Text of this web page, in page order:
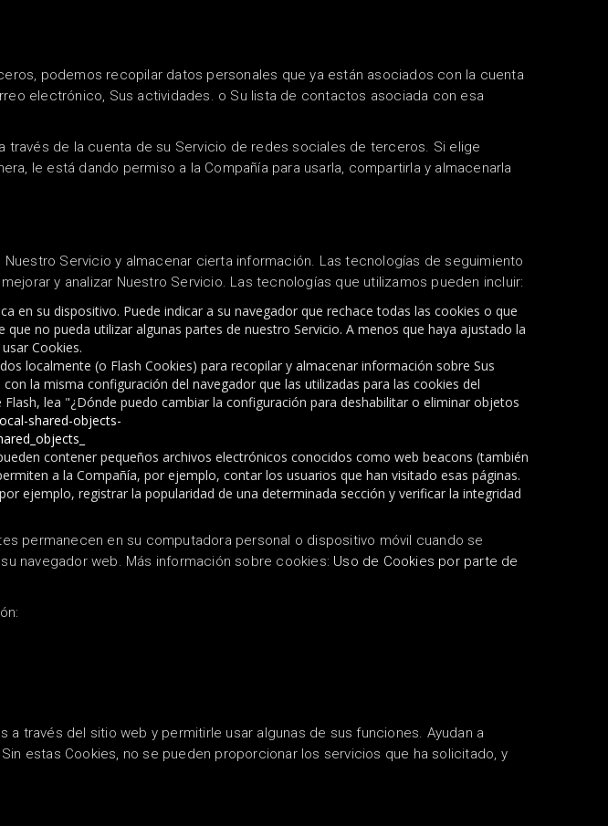
podemos recopilar datos personales que ya están asociados con la cuenta
electrónico, Sus actividades. o Su lista de contactos asociada con esa
través de la cuenta de su Servicio de redes sociales de terceros. Si elige
le está dando permiso a la Compañía para usarla, compartirla y almacenarla
Servicio y almacenar cierta información. Las tecnologías de seguimiento
y analizar Nuestro Servicio. Las tecnologías que utilizamos pueden incluir:
en su dispositivo. Puede indicar a su navegador que rechace todas las cookies o que
no pueda utilizar algunas partes de nuestro Servicio. A menos que haya ajustado la
Cookies.
localmente (o Flash Cookies) para recopilar y almacenar información sobre Sus
la misma configuración del navegador que las utilizadas para las cookies del
lea "¿Dónde puedo cambiar la configuración para deshabilitar o eliminar objetos
shared-objects-
contener pequeños archivos electrónicos conocidos como web beacons (también
a la Compañía, por ejemplo, contar los usuarios que han visitado esas páginas.
ejemplo, registrar la popularidad de una determinada sección y verificar la integridad
permanecen en su computadora personal o dispositivo móvil cuando se
navegador web. Más información sobre cookies: Uso de Cookies por parte de
través del sitio web y permitirle usar algunas de sus funciones. Ayudan a
Sin estas Cookies, no se pueden proporcionar los servicios que ha solicitado, y